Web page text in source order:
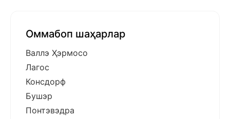
Оммабоп шаҳарлар
Валлэ Ҳэрмосо
Лагос
Консдорф
Бушэр
Понтэвэдра